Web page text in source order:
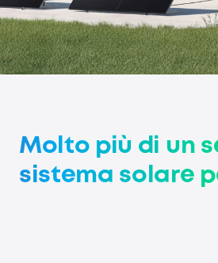
Molto più di un
sistema solare